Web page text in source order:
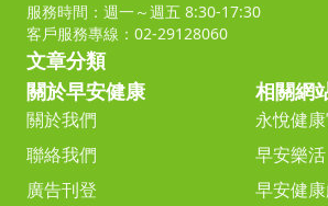
服務時間：週一～週五 8:30-17:30
客戶服務專線：02-29128060
文章分類
關於早安健康
關於我們
聯絡我們
廣告刊登
相關網
永悅健
早安樂活
早安健